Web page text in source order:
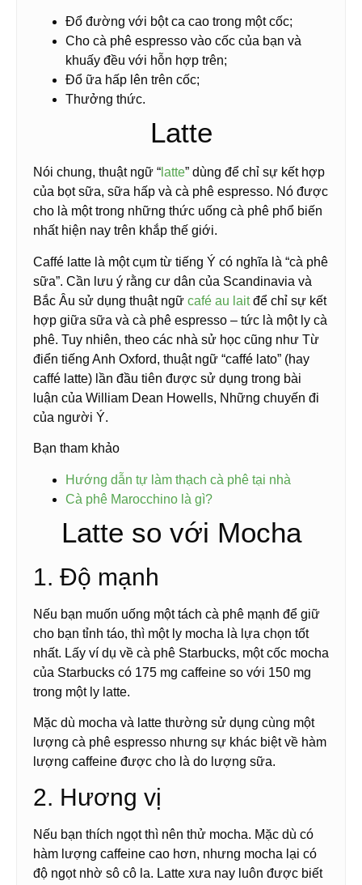
Đổ đường với bột ca cao trong một cốc;
Cho cà phê espresso vào cốc của bạn và
khuấy đều với hỗn hợp trên;
Đổ ữa hấp lên trên cốc;
Thưởng thức.
Latte
Nói chung, thuật ngữ “ latte” dùng để chỉ sự kết hợp
của bọt sữa, sữa hấp và cà phê espresso. Nó được
cho là một trong những thức uống cà phê phổ biến
nhất hiện nay trên khắp thế giới.
Caffé latte là một cụm từ tiếng Ý có nghĩa là “cà phê
sữa”. Cần lưu ý rằng cư dân của Scandinavia và
Bắc Âu sử dụng thuật ngữ café au laitđể chỉ sự kết
hợp giữa sữa và cà phê espresso – tức là một ly cà
phê. Tuy nhiên, theo các nhà sử học cũng như Từ
điển tiếng Anh Oxford, thuật ngữ “caffé lato” (hay
caffé latte) lần đầu tiên được sử dụng trong bài
luận của William Dean Howells, Những chuyến đi
của người Ý.
Bạn tham khảo
Hướng dẫn tự làm thạch cà phê tại nhà
Cà phê Marocchino là gì?
Latte so với Mocha
1. Độ mạnh
Nếu bạn muốn uống một tách cà phê mạnh để giữ
cho bạn tỉnh táo, thì một ly mocha là lựa chọn tốt
nhất. Lấy ví dụ về cà phê Starbucks, một cốc mocha
của Starbucks có 175 mg caffeine so với 150 mg
trong một ly latte.
Mặc dù mocha và latte thường sử dụng cùng một
lượng cà phê espresso nhưng sự khác biệt về hàm
lượng caffeine được cho là do lượng sữa.
2. Hương vị
Nếu bạn thích ngọt thì nên thử mocha. Mặc dù có
hàm lượng caffeine cao hơn, nhưng mocha lại có
độ ngọt nhờ sô cô la. Latte xưa nay luôn được biết